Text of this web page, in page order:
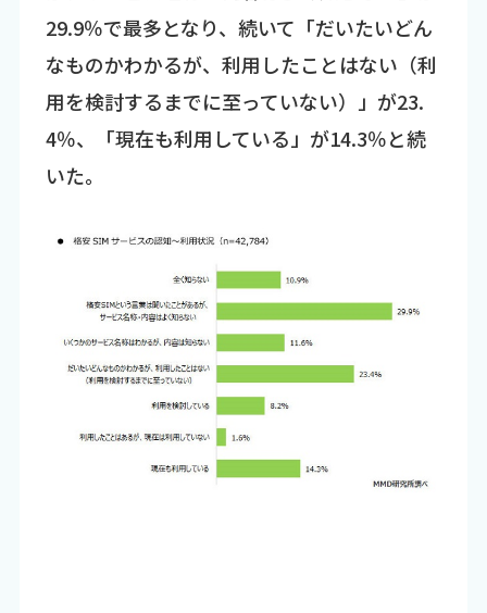
29.9％で最多となり、続いて「だいたいどん
なものかわかるが、利用したことはない（利
用を検討するまでに至っていない）」が23.
4％、「現在も利用している」が14.3％と続
いた。